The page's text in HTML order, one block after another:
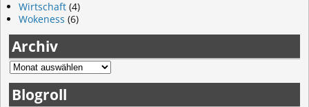
Wirtschaft (4)
Wokeness (6)
Archiv
Blogroll